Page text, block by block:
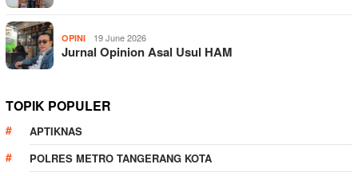
OPINI 19 June 2026
Jurnal Opinion Asal Usul HAM
TOPIK POPULER
APTIKNAS
POLRES METRO TANGERANG KOTA